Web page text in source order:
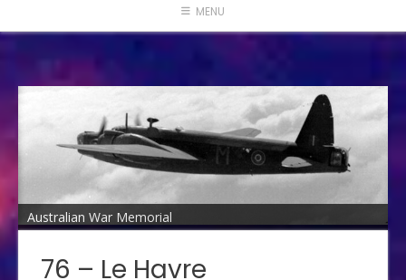
MENU
Australian War Memorial
76 – Le Havre